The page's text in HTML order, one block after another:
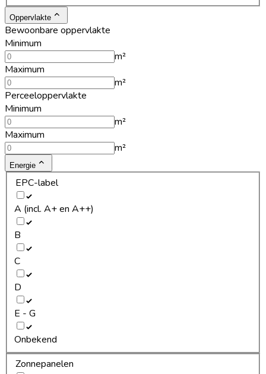
Oppervlakte
Bewoonbare oppervlakte
Minimum
m²
Maximum
m²
Perceeloppervlakte
Minimum
m²
Maximum
m²
Energie
EPC-label
A (incl. A+ en A++)
B
C
D
E - G
Onbekend
Zonnepanelen